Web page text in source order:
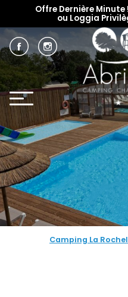
Offre Dernière Minute
ou Loggia
Camping La